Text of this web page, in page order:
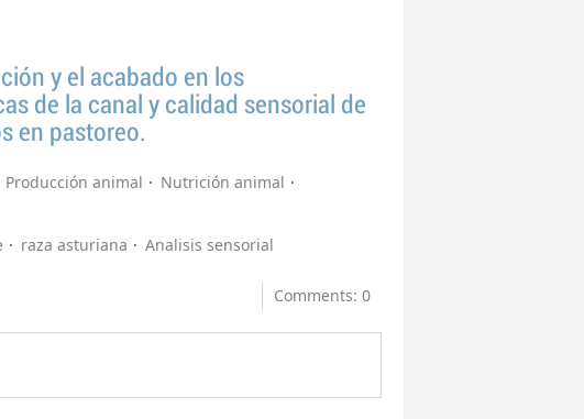
y el acabado en los
de la canal y calidad sensorial de
en pastoreo.
Producción animal
Nutrición animal
raza asturiana Analisis sensorial
Comments: 0